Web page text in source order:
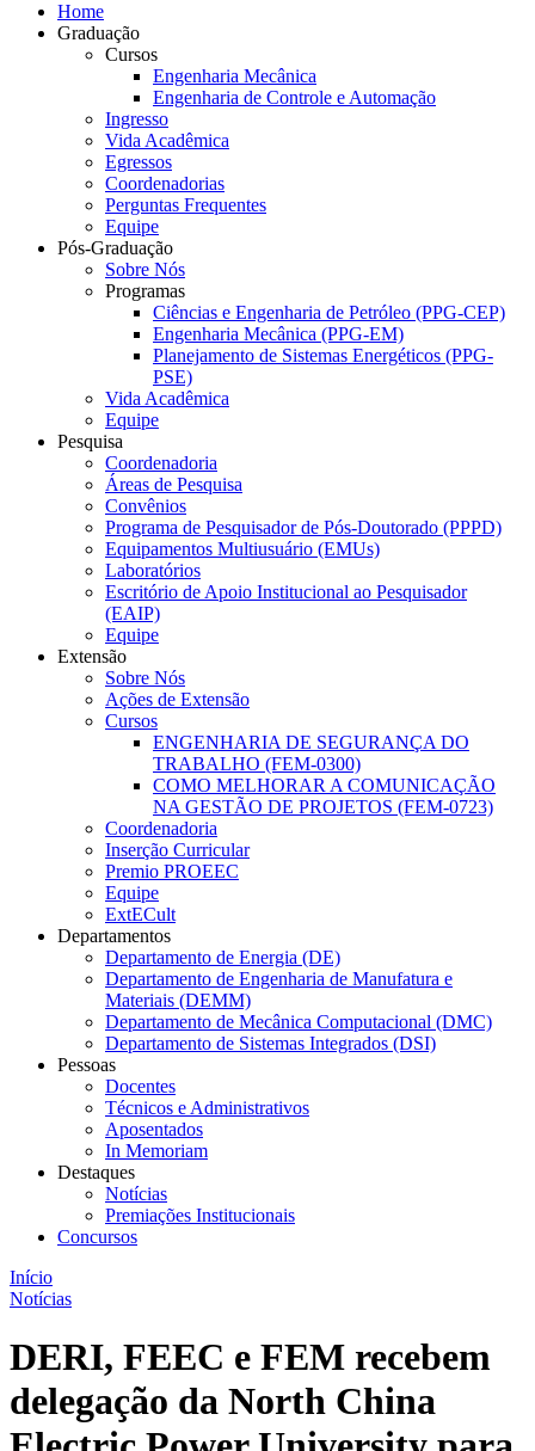
Home
Graduação
Cursos
Engenharia Mecânica
Engenharia de Controle e Automação
Ingresso
Vida Acadêmica
Egressos
Coordenadorias
Perguntas Frequentes
Equipe
Pós-Graduação
Sobre Nós
Programas
Ciências e Engenharia de Petróleo (PPG-CEP)
Engenharia Mecânica (PPG-EM)
Planejamento de Sistemas Energéticos (PPG-
PSE)
Vida Acadêmica
Equipe
Pesquisa
Coordenadoria
Áreas de Pesquisa
Convênios
Programa de Pesquisador de Pós-Doutorado (PPPD)
Equipamentos Multiusuário (EMUs)
Laboratórios
Escritório de Apoio Institucional ao Pesquisador
(EAIP)
Equipe
Extensão
Sobre Nós
Ações de Extensão
Cursos
ENGENHARIA DE SEGURANÇA DO
TRABALHO (FEM-0300)
COMO MELHORAR A COMUNICAÇÃO
NA GESTÃO DE PROJETOS (FEM-0723)
Coordenadoria
Inserção Curricular
Premio PROEEC
Equipe
ExtECult
Departamentos
Departamento de Energia (DE)
Departamento de Engenharia de Manufatura e
Materiais (DEMM)
Departamento de Mecânica Computacional (DMC)
Departamento de Sistemas Integrados (DSI)
Pessoas
Docentes
Técnicos e Administrativos
Aposentados
In Memoriam
Destaques
Notícias
Premiações Institucionais
Concursos
Início
Notícias
DERI, FEEC e FEM recebem
delegação da North China